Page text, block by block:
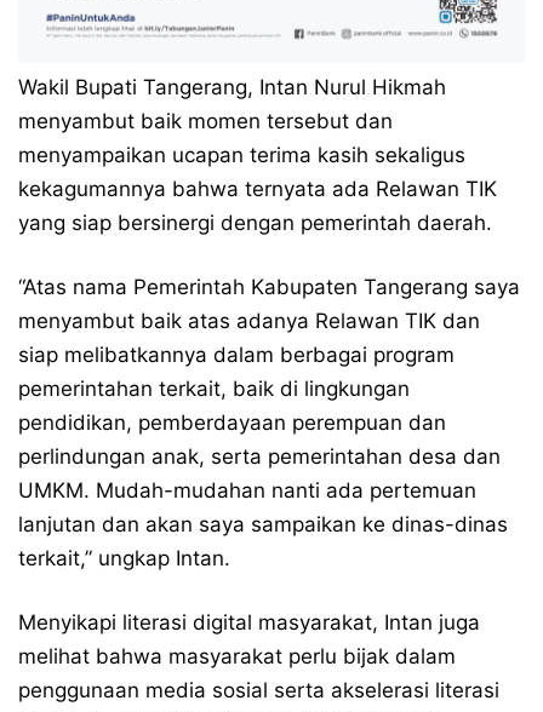
Wakil Bupati Tangerang, Intan Nurul Hikmah
menyambut baik momen tersebut dan
menyampaikan ucapan terima kasih sekaligus
kekagumannya bahwa ternyata ada Relawan TIK
yang siap bersinergi dengan pemerintah daerah.
“Atas nama Pemerintah Kabupaten Tangerang saya
menyambut baik atas adanya Relawan TIK dan
siap melibatkannya dalam berbagai program
pemerintahan terkait, baik di lingkungan
pendidikan, pemberdayaan perempuan dan
perlindungan anak, serta pemerintahan desa dan
UMKM. Mudah-mudahan nanti ada pertemuan
lanjutan dan akan saya sampaikan ke dinas-dinas
terkait,” ungkap Intan.
Menyikapi literasi digital masyarakat, Intan juga
melihat bahwa masyarakat perlu bijak dalam
penggunaan media sosial serta akselerasi literasi